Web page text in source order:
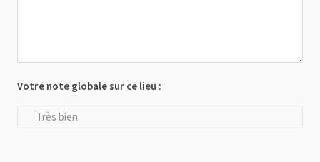
Votre note globale sur ce lieu :
Très bien